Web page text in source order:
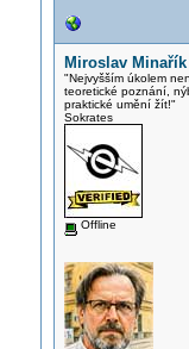
Miroslav Minařík
"Nejvyšším úkolem
teoretické poznání,
praktické umění žít!"
Sokrates
Offline